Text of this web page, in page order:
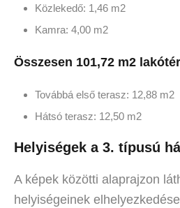
Közlekedő: 1,46 m2
Kamra: 4,00 m2
Összesen 101,72 m2 lakótér
Továbbá első terasz: 12,88 m2
Hátsó terasz: 12,50 m2
Helyiségek a 3. típusú
A képek közötti alaprajzon
helyiségeinek